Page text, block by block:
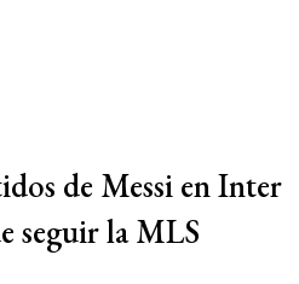
de Messi en Inter
seguir la MLS